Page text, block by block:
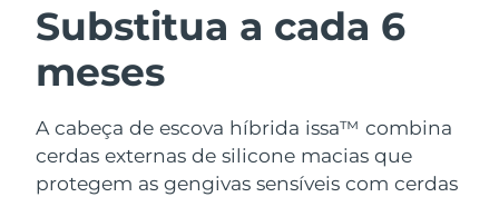
Substitua a cada 6
meses
A cabeça de escova híbrida issa™ combina
cerdas externas de silicone macias que
protegem as gengivas sensíveis com cerdas